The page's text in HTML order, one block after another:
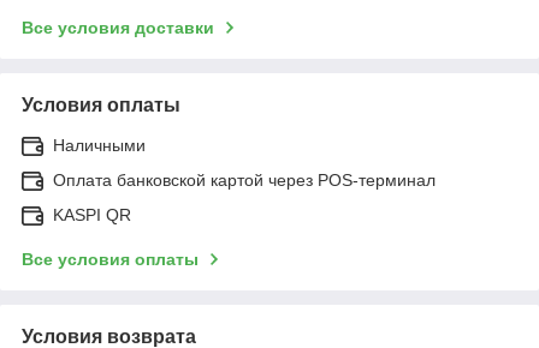
Все условия доставки
Условия оплаты
Наличными
Оплата банковской картой через POS-терминал
KASPI QR
Все условия оплаты
Условия возврата